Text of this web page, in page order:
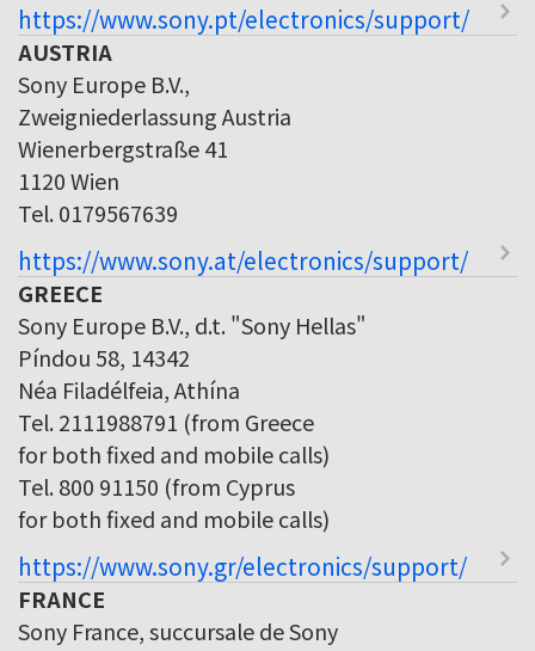
https://www.sony.pt/electronics/support/
AUSTRIA
Sony Europe B.V.,
Zweigniederlassung Austria
Wienerbergstraße 41
1120 Wien
Tel. 0179567639
https://www.sony.at/electronics/support/
GREECE
Sony Europe B.V., d.t. "Sony Hellas"
Píndou 58, 14342
Néa Filadélfeia, Athína
Tel. 2111988791 (from Greece
for both fixed and mobile calls)
Tel. 800 91150 (from Cyprus
for both fixed and mobile calls)
https://www.sony.gr/electronics/support/
FRANCE
Sony France, succursale de Sony